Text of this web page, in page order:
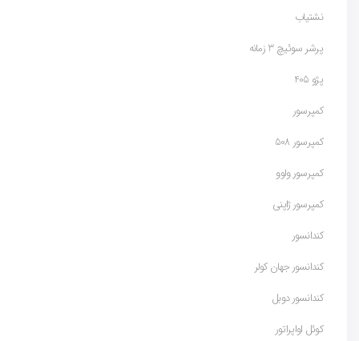
نشتیاب
پرشر سوئیچ 3 زمانه
پژو 405
کمپرسور
کمپرسور 508
کمپرسور ولوو
کمپرسور ژاپنی
کندانسور
کندانسور جهان کولر
کندانسور دوبل
کوئل اواپراتور